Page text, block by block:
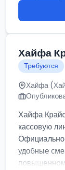
Хайфа
Требуются
Хайфа
Хайфа
кассовую
удобные